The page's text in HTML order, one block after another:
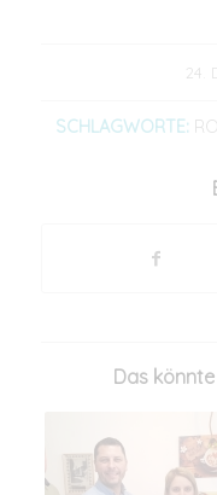
24.
SCHLAGWORTE:
Das